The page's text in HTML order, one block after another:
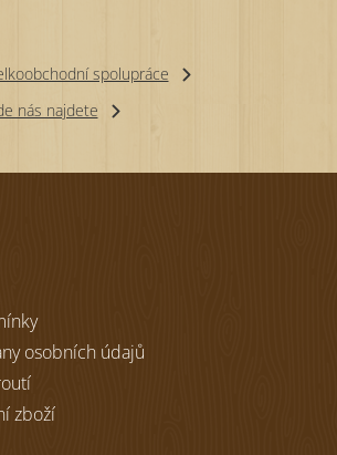
spolupráce
nás najdete
osobních údajů
zboží